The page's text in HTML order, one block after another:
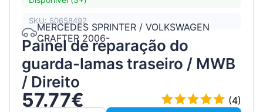
SKU: 50658492
MERCEDES SPRINTER / VOLKSWAGEN
CRAFTER 2006-
Painel de reparação do
guarda-lamas traseiro / MWB
/ Direito
57.77€
(4)